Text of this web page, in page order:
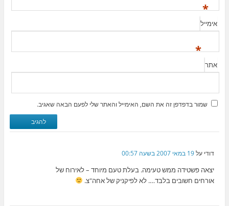
*
אימייל
*
אתר
שמור בדפדפן זה את השם, האימייל והאתר שלי לפעם הבאה שאגיב.
דודי על19 במאי 2007 בשעה 00:57
יצאה פשטידה ממש טעימה. בעלת טעם מיוחד – לאירוח של
אורחים חשובים בלבד…. לא לפיקניק של אחה"צ.